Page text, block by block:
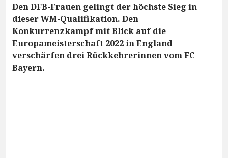
Den DFB-Frauen gelingt der höchste Sieg in
dieser WM-Qualifikation. Den
Konkurrenzkampf mit Blick auf die
Europameisterschaft 2022 in England
verschärfen drei Rückkehrerinnen vom FC
Bayern.